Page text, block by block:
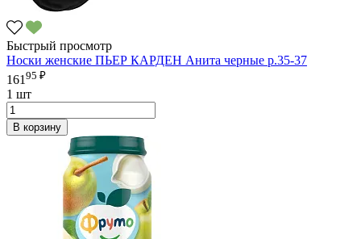
Быстрый просмотр
Носки женские ПЬЕР КАРДЕН Анита черные р.35-37
161 95 ₽
1 шт
В корзину